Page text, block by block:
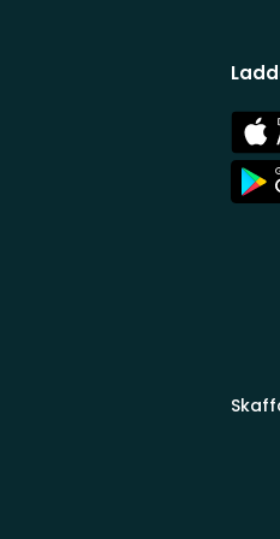
App
Store
App
Store